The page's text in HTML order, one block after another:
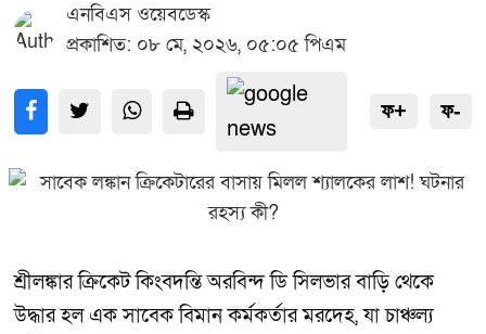
এনবিএস ওয়েবডেস্ক
প্রকাশিত: ০৮ মে, ২০২৬, ০৫:০৫ পিএম
ফ+ ফ-
শ্রীলঙ্কার ক্রিকেট কিংবদন্তি অরবিন্দ ডি সিলভার বাড়ি থেকে
উদ্ধার হল এক সাবেক বিমান কর্মকর্তার মরদেহ, যা চাঞ্চল্য